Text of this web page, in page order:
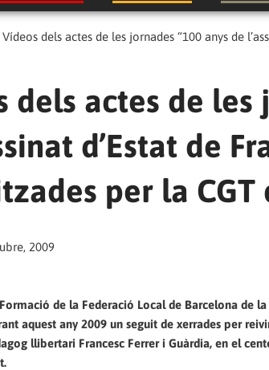
Vídeos dels actes de les jornades “100 anys de
dels actes de les
d’Estat de
per la CGT
2009
de la Federació Local de Barcelona de la
aquest any 2009 un seguit de xerrades per
llibertari Francesc Ferrer i Guàrdia, en el